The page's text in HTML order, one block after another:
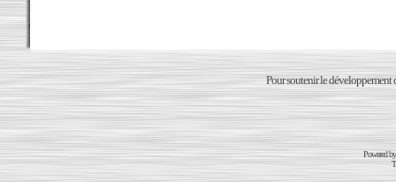
Pour soutenir le développement
Powered